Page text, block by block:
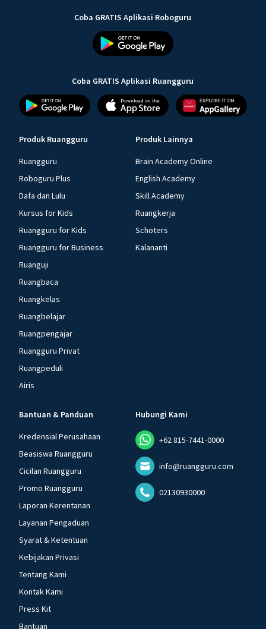
Coba GRATIS Aplikasi Roboguru
Coba GRATIS Aplikasi Ruangguru
Produk Ruangguru
Ruangguru
Roboguru Plus
Dafa dan Lulu
Kursus for Kids
Ruangguru for Kids
Ruangguru for Business
Ruanguji
Ruangbaca
Ruangkelas
Ruangbelajar
Ruangpengajar
Ruangguru Privat
Ruangpeduli
Airis
Produk Lainnya
Brain Academy Online
English Academy
Skill Academy
Ruangkerja
Schoters
Kalananti
Bantuan & Panduan
Kredensial Perusahaan
Beasiswa Ruangguru
Cicilan Ruangguru
Promo Ruangguru
Laporan Kerentanan
Layanan Pengaduan
Syarat & Ketentuan
Kebijakan Privasi
Tentang Kami
Kontak Kami
Press Kit
Bantuan
Hubungi Kami
+62 815-7441-0000
info@ruangguru.com
02130930000